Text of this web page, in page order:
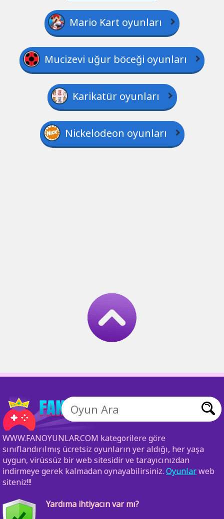
Mario Kart oyunları
Mucizevi uğur böceği oyunları
Karikatür oyunları
Nickelodeon oyunları
WWW.FANOYUNLAR.COM kategorilere göre
sınıflandırılmış ücretsiz oyunların yer aldığı, her yaşa
uygun, virüssüz bir web sitesidir ve tarayıcınızdan
indirmeye gerek kalmadan oynayabilirsiniz. Oyunlarweb
siteniz!!!
Yardıma ihtiyacın var mı?